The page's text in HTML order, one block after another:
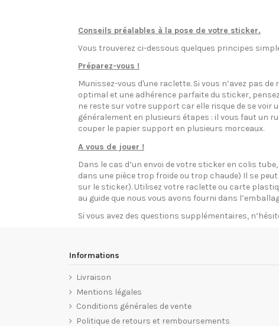
Conseils préalables à la pose de votre sticker.
Vous trouverez ci-dessous quelques principes
Préparez-vous !
Munissez-vous d'une raclette. Si vous n’avez pas
optimal et une adhérence parfaite du sticker,
ne reste sur votre support car elle risque de se
généralement en plusieurs étapes : il vous faut un
couper le papier support en plusieurs morceaux.
A vous de jouer !
Dans le cas d’un envoi de votre sticker en colis
dans une pièce trop froide ou trop chaude) Il se
sur le sticker). Utilisez votre raclette ou carte
au guide que nous vous avons fourni dans
Si vous avez des questions supplémentaires,
Informations
Livraison
Mentions légales
Conditions générales de vente
Politique de retours et remboursements